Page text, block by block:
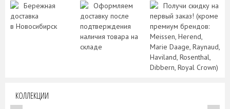
Бережная
доставка
в Новосибирск
Оформляем
доставку после
подтверждения
наличия товара на
складе
Получи скидку на
первый заказ! (кроме
премиум брендов:
Meissen, Herend,
Marie Daage, Raynaud,
Haviland, Rosenthal,
Dibbern, Royal Crown)
КОЛЛЕКЦИИ